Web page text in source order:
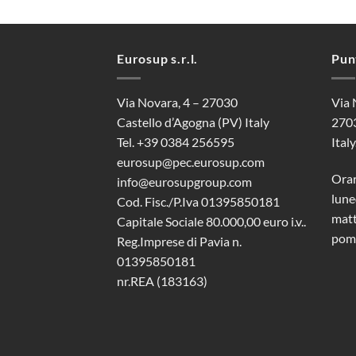
Eurosup s.r.l.
Via Novara, 4 – 27030
Castello d’Agogna (PV) Italy
Tel. +39 0384 256595
eurosup@pec.eurosup.com
info@eurosupgroup.com
Cod. Fisc./P.Iva 01395850181
Capitale Sociale 80.000,00 euro i.v..
Reg.Imprese di Pavia n.
01395850181
nr.REA (183163)
Via